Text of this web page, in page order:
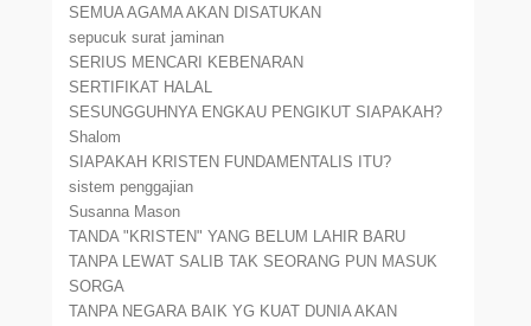
SEMUA AGAMA AKAN DISATUKAN
sepucuk surat jaminan
SERIUS MENCARI KEBENARAN
SERTIFIKAT HALAL
SESUNGGUHNYA ENGKAU PENGIKUT SIAPAKAH?
Shalom
SIAPAKAH KRISTEN FUNDAMENTALIS ITU?
sistem penggajian
Susanna Mason
TANDA "KRISTEN" YANG BELUM LAHIR BARU
TANPA LEWAT SALIB TAK SEORANG PUN MASUK
SORGA
TANPA NEGARA BAIK YG KUAT DUNIA AKAN